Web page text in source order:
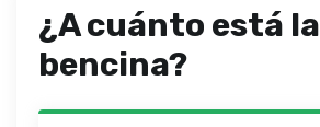
¿A cuánto está la
bencina?